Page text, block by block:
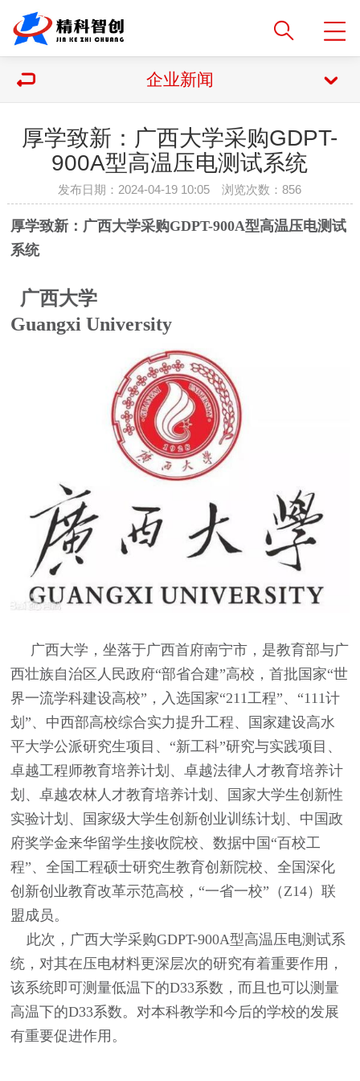
企业新闻
厚学致新：广西大学采购GDPT-
900A型高温压电测试系统
发布日期：2024-04-19 10:05 浏览次数：856
厚学致新：广西大学采购GDPT-900A型高温压电测试
系统
广西大学
Guangxi University
广西大学，坐落于广西首府南宁市，是教育部与广
西壮族自治区人民政府“部省合建”高校，首批国家“世
界一流学科建设高校”，入选国家“211工程”、“111计
划”、中西部高校综合实力提升工程、国家建设高水
平大学公派研究生项目、“新工科”研究与实践项目、
卓越工程师教育培养计划、卓越法律人才教育培养计
划、卓越农林人才教育培养计划、国家大学生创新性
实验计划、国家级大学生创新创业训练计划、中国政
府奖学金来华留学生接收院校、数据中国“百校工
程”、全国工程硕士研究生教育创新院校、全国深化
创新创业教育改革示范高校，“一省一校”（Z14）联
盟成员。
此次，广西大学采购GDPT-900A型高温压电测试系
统，对其在压电材料更深层次的研究有着重要作用，
该系统即可测量低温下的D33系数，而且也可以测量
高温下的D33系数。对本科教学和今后的学校的发展
有重要促进作用。